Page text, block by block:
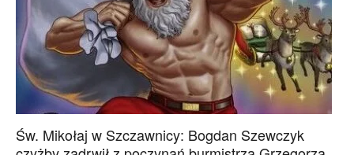
Św. Mikołaj w Szczawnicy: Bogdan Szewczyk